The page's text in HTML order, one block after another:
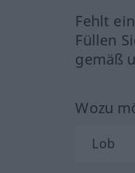
Fehlt
Füllen
gemäß
Wozu